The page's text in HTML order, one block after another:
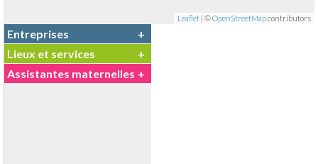
Leaflet | ©OpenStreetMapcontributors
Entreprises
+
Lieux et services
+
Assistantes maternelles +